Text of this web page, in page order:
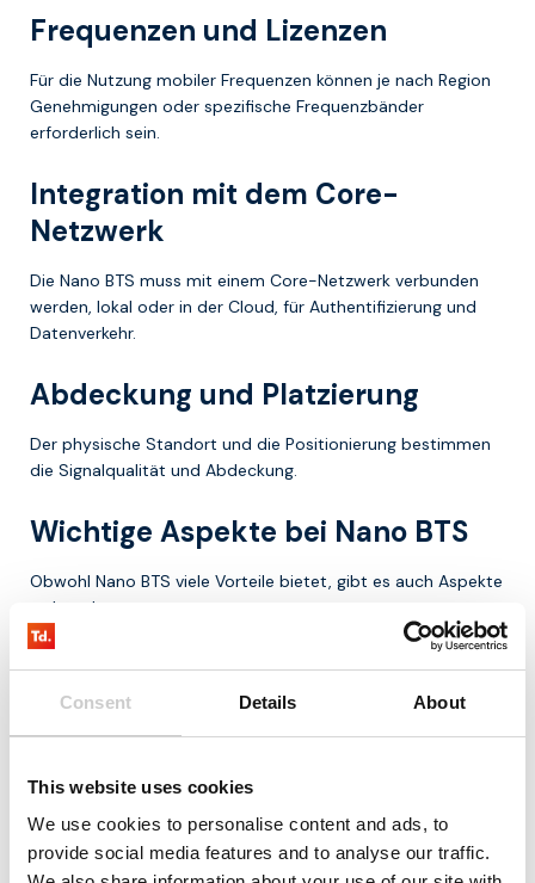
Consent Details About
This website uses cookies
We use cookies to personalise content and ads, to
provide social media features and to analyse our traffic.
Frequenzen und Lizenzen
Für die Nutzung mobiler Frequenzen können je nach Region
Genehmigungen oder spezifische Frequenzbänder
erforderlich sein.
Integration mit dem Core-
Netzwerk
Die Nano BTS muss mit einem Core-Netzwerk verbunden
werden, lokal oder in der Cloud, für Authentifizierung und
Datenverkehr.
Abdeckung und Platzierung
Der physische Standort und die Positionierung bestimmen
die Signalqualität und Abdeckung.
Wichtige Aspekte bei Nano BTS
Obwohl Nano BTS viele Vorteile bietet, gibt es auch Aspekte
zu beachten.
Die Implementierung kann komplex sein, insbesondere in
privaten Netzwerken. Außerdem entstehen Kosten für
Hardware, Installation und Betrieb.
Warum Nano BTS wichtig ist